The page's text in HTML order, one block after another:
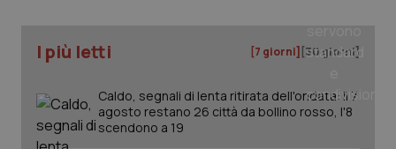
I più letti [7 giorni] [30 giorni]
Caldo, segnali di lenta ritirata dell'ondata: il 7
agosto restano 26 città da bollino rosso, l'8
scendono a 19